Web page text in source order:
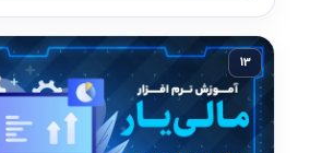
13